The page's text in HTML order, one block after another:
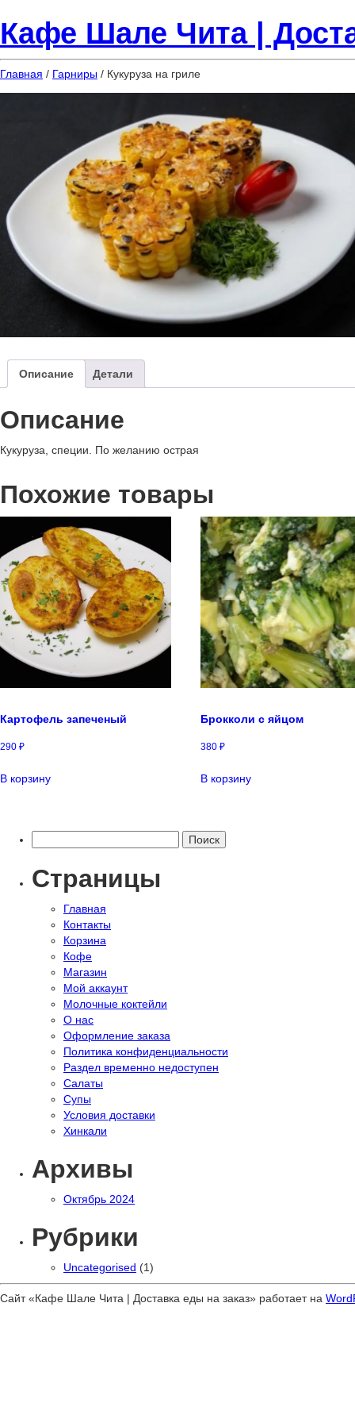
Кафе Шале Чита |
Главная / Гарниры / Кукуруза на гриле
Описание Детали
Описание
Кукуруза, специи. По желанию острая
Похожие товары
Картофель запеченый
290 ₽
В корзину
Брокколи с яйцом
380₽
В корзину
Страницы
Главная
Контакты
Корзина
Кофе
Магазин
Мой аккаунт
Молочные коктейли
О нас
Оформление заказа
Политика конфиденциальности
Раздел временно недоступен
Салаты
Супы
Условия доставки
Хинкали
Архивы
Октябрь 2024
Рубрики
Uncategorised (1)
Сайт «Кафе Шале Чита | Доставка еды на заказ» работает на